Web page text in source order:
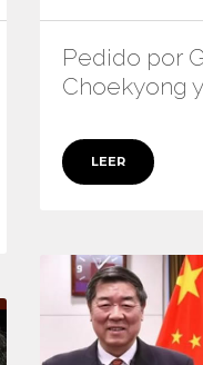
Pedido por
Choekyong
LEER